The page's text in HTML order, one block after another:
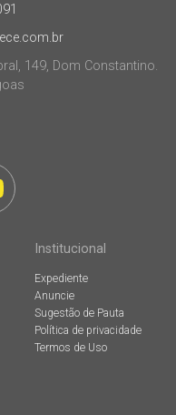
149, Dom Constantino.
Institucional
Expediente
Anuncie
Sugestão de Pauta
Política de privacidade
Termos de Uso